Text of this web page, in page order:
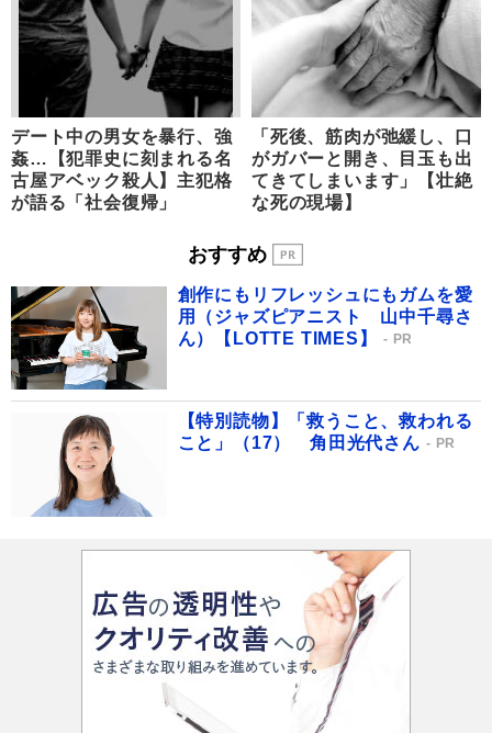
デート中の男女を暴行、強
姦…【犯罪史に刻まれる名
古屋アベック殺人】主犯格
が語る「社会復帰」
「死後、筋肉が弛緩し、口
がガバーと開き、目玉も出
てきてしまいます」【壮絶
な死の現場】
おすすめ
創作にもリフレッシュにもガムを愛
用（ジャズピアニスト 山中千尋さ
ん）【LOTTE TIMES】
PR
【特別読物】「救うこと、救われる
こと」（17） 角田光代さん
PR